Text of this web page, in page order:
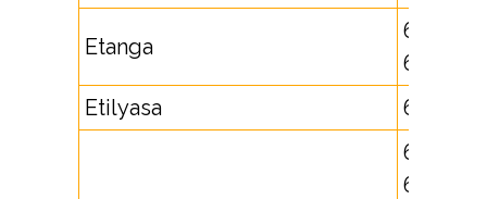
Etanga
651711,
652744
Etilyasa
652560
671757,
671766,